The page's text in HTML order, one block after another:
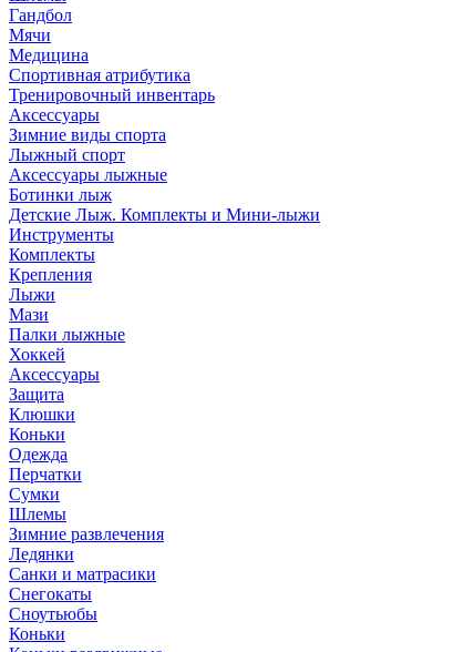
Гандбол
Мячи
Медицина
Спортивная атрибутика
Тренировочный инвентарь
Аксессуары
Зимние виды спорта
Лыжный спорт
Аксессуары лыжные
Ботинки лыж
Детские Лыж. Комплекты и Мини-лыжи
Инструменты
Комплекты
Крепления
Лыжи
Мази
Палки лыжные
Хоккей
Аксессуары
Защита
Клюшки
Коньки
Одежда
Перчатки
Сумки
Шлемы
Зимние развлечения
Ледянки
Санки и матрасики
Снегокаты
Сноутьюбы
Коньки